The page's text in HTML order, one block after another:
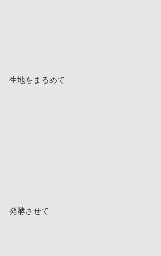
生地をまるめて
発酵させて